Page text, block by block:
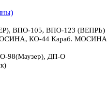
ВПО-105, ВПО-123 (ВЕПРЬ)
КО-44 Караб. МОСИНА
98(Маузер), ДП-О